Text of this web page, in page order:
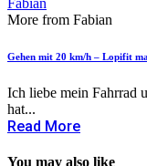
More from Fabian
Gehen mit 20 km/h – Lopifit
Ich liebe mein Fahrrad
hat...
Read More
You may also like